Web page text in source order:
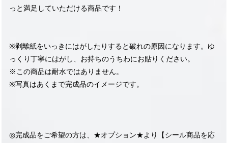
っと満足していただける商品です！
※剥離紙をいっきにはがしたりすると破れの原因になります。ゆ
っくり丁寧にはがし、お持ちのうちわにお貼りください。
※この商品は耐水ではありません。
※写真はあくまで完成品のイメージです。
◎完成品をご希望の方は、★オプション★より【シール商品を応